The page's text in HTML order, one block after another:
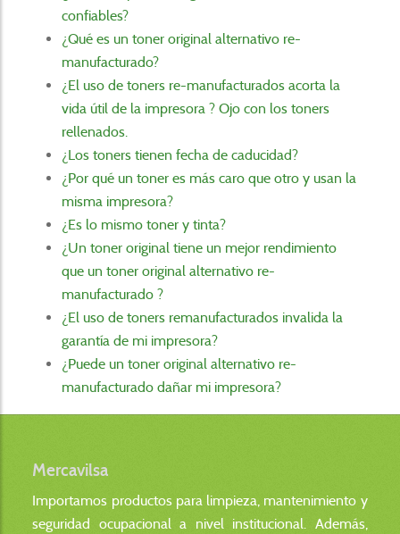
confiables?
¿Qué es un toner original alternativo re-
manufacturado?
¿El uso de toners re-manufacturados acorta la
vida útil de la impresora ? Ojo con los toners
rellenados.
¿Los toners tienen fecha de caducidad?
¿Por qué un toner es más caro que otro y usan la
misma impresora?
¿Es lo mismo toner y tinta?
¿Un toner original tiene un mejor rendimiento
que un toner original alternativo re-
manufacturado ?
¿El uso de toners remanufacturados invalida la
garantía de mi impresora?
¿Puede un toner original alternativo re-
manufacturado dañar mi impresora?
Mercavilsa
Importamos productos para limpieza, mantenimiento y
seguridad ocupacional a nivel institucional. Además,